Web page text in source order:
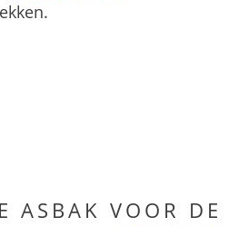
ASBAK VOOR